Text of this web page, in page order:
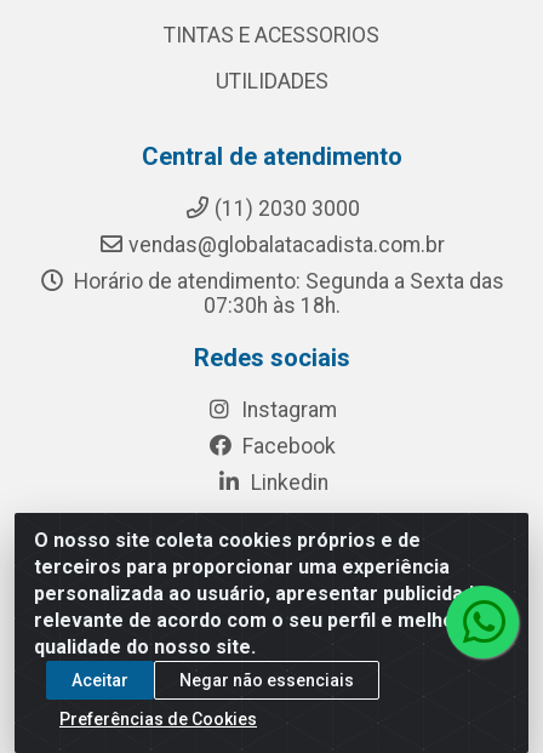
O nosso site coleta cookies próprios e de
terceiros para proporcionar uma experiência
personalizada ao usuário, apresentar publicidade
relevante de acordo com o seu perfil e melhorar a
qualidade do nosso site.
Aceitar
Negar não essenciais
Preferências de Cookies
TINTAS E ACESSORIOS
UTILIDADES
Central de atendimento
(11) 2030 3000
vendas@globalatacadista.com.br
Horário de atendimento: Segunda a Sexta das
07:30h às 18h.
Redes sociais
Instagram
Facebook
Linkedin
Rua Chipuê, 117 - S. Miguel Paulista São Paulo/SP - CEP
08010-260- CNPJ: 03.010.739/0001-72